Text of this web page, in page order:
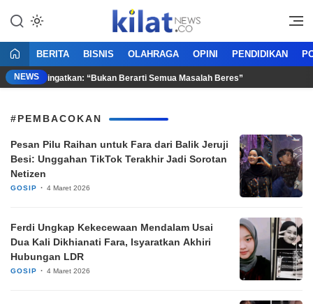
KilatNews.co
Mencerdaskan Anak Bangsa
BERITA BISNIS OLAHRAGA OPINI PENDIDIKAN
NEWS
Peringatkan: “Bukan Berarti Semua Masalah Beres”
#PEMBACOKAN
Pesan Pilu Raihan untuk Fara dari Balik Jeruji
Besi: Unggahan TikTok Terakhir Jadi Sorotan
Netizen
GOSIP 4 Maret 2026
Ferdi Ungkap Kekecewaan Mendalam Usai
Dua Kali Dikhianati Fara, Isyaratkan Akhiri
Hubungan LDR
GOSIP 4 Maret 2026